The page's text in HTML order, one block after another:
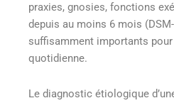
praxies, gnosies, fonctions
depuis au moins 6 mois
suffisamment importants
quotidienne.
Le diagnostic étiologique